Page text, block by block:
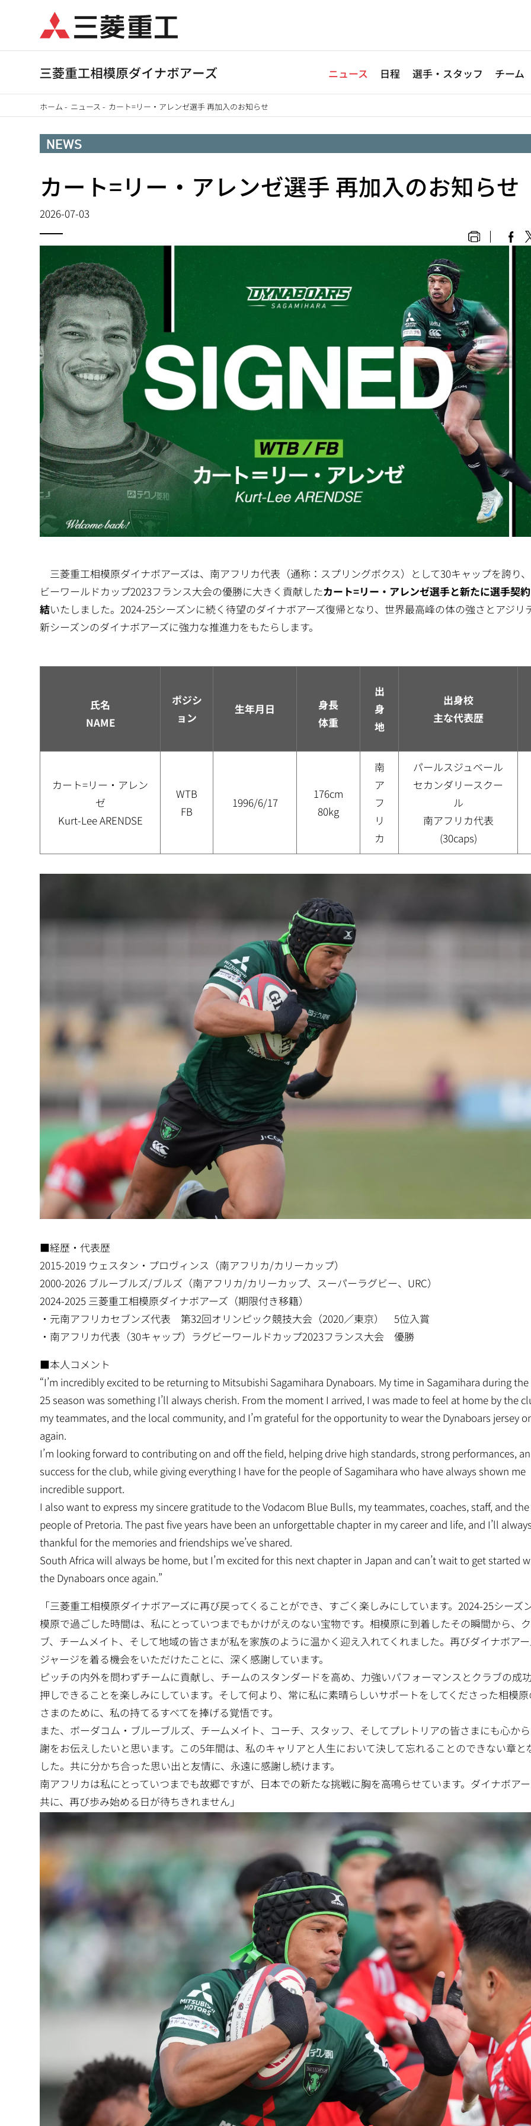
テ
ン
ニュース 日程 選手・スタッフ チーム
ホーム - ニュース - カート=リー・アレンゼ選手 再加入のお知らせ
NEWS
カート=リー・アレンゼ選手 再加入のお知らせ
2026-07-03
三菱重工相模原ダイナボアーズは、南アフリカ代表（通称：スプリングボクス）として30キャップを誇り
ビーワールドカップ2023フランス大会の優勝に大きく貢献したカート=リー・アレンゼ選手と新たに選手契
結いたしました。2024-25シーズンに続く待望のダイナボアーズ復帰となり、世界最高峰の体の強さとアジリ
新シーズンのダイナボアーズに強力な推進力をもたらします。
氏名
NAME
ポジシ
ョン
生年月日
身長
体重
出
身
地
出身校
主な代表歴
カート=リー・アレン
ゼ
Kurt-Lee ARENDSE
WTB
FB
1996/6/17
176cm
80kg
南
ア
フ
リ
カ
パールスジュベール
セカンダリースクー
ル
南アフリカ代表
(30caps)
■経歴・代表歴
2015-2019 ウェスタン・プロヴィンス（南アフリカ/カリーカップ）
2000-2026 ブルーブルズ/ブルズ（南アフリカ/カリーカップ、スーパーラグビー、URC）
2024-2025 三菱重工相模原ダイナボアーズ（期限付き移籍）
・元南アフリカセブンズ代表 第32回オリンピック競技大会（2020／東京） 5位入賞
・南アフリカ代表（30キャップ）ラグビーワールドカップ2023フランス大会 優勝
■本人コメント
“I’m incredibly excited to be returning to Mitsubishi Sagamihara Dynaboars. My time in Sagamihara during the
25 season was something I’ll always cherish. From the moment I arrived, I was made to feel at home by the
my teammates, and the local community, and I’m grateful for the opportunity to wear the Dynaboars jersey
again.
I’m looking forward to contributing on and off the field, helping drive high standards, strong performances,
success for the club, while giving everything I have for the people of Sagamihara who have always shown me
incredible support.
I also want to express my sincere gratitude to the Vodacom Blue Bulls, my teammates, coaches, staff, and the
people of Pretoria. The past five years have been an unforgettable chapter in my career and life, and I’ll
thankful for the memories and friendships we’ve shared.
South Africa will always be home, but I’m excited for this next chapter in Japan and can’t wait to get started
the Dynaboars once again.”
「三菱重工相模原ダイナボアーズに再び戻ってくることができ、すごく楽しみにしています。2024-25シーズ
模原で過ごした時間は、私にとっていつまでもかけがえのない宝物です。相模原に到着したその瞬間から、
ブ、チームメイト、そして地域の皆さまが私を家族のように温かく迎え入れてくれました。再びダイナボア
ジャージを着る機会をいただけたことに、深く感謝しています。
ピッチの内外を問わずチームに貢献し、チームのスタンダードを高め、力強いパフォーマンスとクラブの成
押しできることを楽しみにしています。そして何より、常に私に素晴らしいサポートをしてくださった相模
さまのために、私の持てるすべてを捧げる覚悟です。
また、ボーダコム・ブルーブルズ、チームメイト、コーチ、スタッフ、そしてプレトリアの皆さまにも心か
謝をお伝えしたいと思います。この5年間は、私のキャリアと人生において決して忘れることのできない章と
した。共に分かち合った思い出と友情に、永遠に感謝し続けます。
南アフリカは私にとっていつまでも故郷ですが、日本での新たな挑戦に胸を高鳴らせています。ダイナボア
共に、再び歩み始める日が待ちきれません」